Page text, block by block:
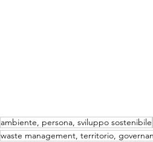
ambiente, persona, sviluppo sostenibile
waste management, territorio,